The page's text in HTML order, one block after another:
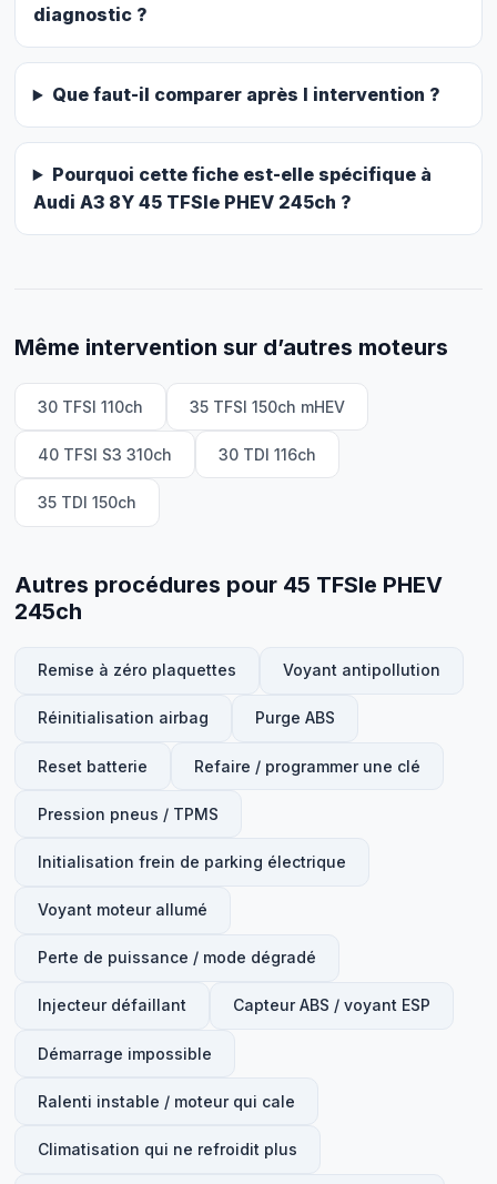
diagnostic ?
Que faut-il comparer après l intervention ?
Pourquoi cette fiche est-elle spécifique à
Audi A3 8Y 45 TFSIe PHEV 245ch ?
Même intervention sur d’autres moteurs
30 TFSI 110ch 35 TFSI 150ch mHEV
40 TFSI S3 310ch 30 TDI 116ch
35 TDI 150ch
Autres procédures pour 45 TFSIe PHEV
245ch
Remise à zéro plaquettes Voyant antipollution
Réinitialisation airbag Purge ABS
Reset batterie Refaire / programmer une clé
Pression pneus / TPMS
Initialisation frein de parking électrique
Voyant moteur allumé
Perte de puissance / mode dégradé
Injecteur défaillant Capteur ABS / voyant ESP
Démarrage impossible
Ralenti instable / moteur qui cale
Climatisation qui ne refroidit plus